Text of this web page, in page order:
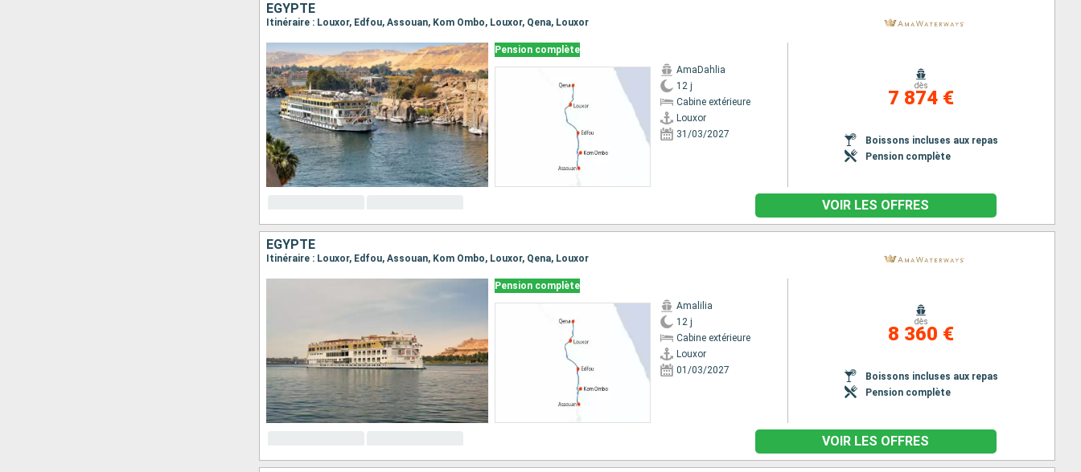
EGYPTE
Itinéraire : Louxor, Edfou, Assouan, Kom Ombo, Louxor, Qena, Louxor
Pension complète
AmaDahlia
12 j
Cabine extérieure
Louxor
31/03/2027
dès
7 874 €
Boissons incluses aux repas
Pension complète
VOIR LES OFFRES
EGYPTE
Itinéraire : Louxor, Edfou, Assouan, Kom Ombo, Louxor, Qena, Louxor
Pension complète
Amalilia
12 j
Cabine extérieure
Louxor
01/03/2027
dès
8 360 €
Boissons incluses aux repas
Pension complète
VOIR LES OFFRES